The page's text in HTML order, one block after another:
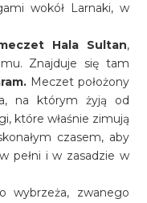
wokół Larnaki, w
Hala Sultan,
Znajduje się tam
Meczet położony
na którym żyją od
które właśnie zimują
czasem, aby
pełni i w zasadzie w
wybrzeża, zwanego